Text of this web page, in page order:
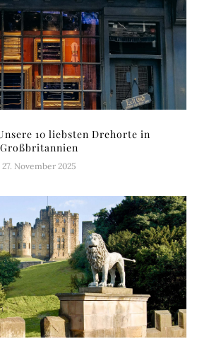
10 liebsten Drehorte in
Großbritannien
27. November 2025